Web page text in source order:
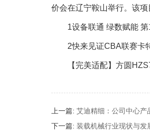
价会在辽宁鞍山举行。该项
1设备联通 绿数赋能 第
2快来见证CBA联赛卡特
【完美适配】方圆
上一篇: 艾迪精细：公司中心产
下一篇: 装载机械行业现状与发